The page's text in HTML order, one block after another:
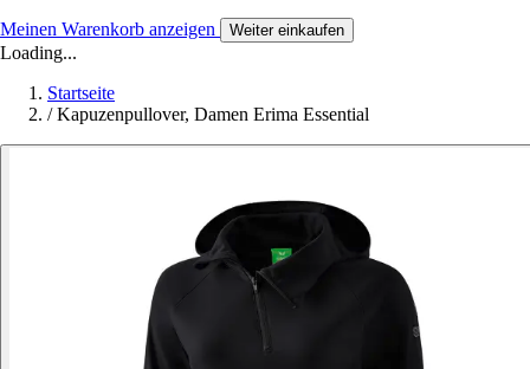
Meinen Warenkorb anzeigen Weiter einkaufen
Loading...
Startseite
/ Kapuzenpullover, Damen Erima Essential